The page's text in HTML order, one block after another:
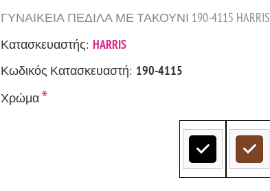
ΓΥΝΑΙΚΕΙΑ ΠΕΔΙΛΑ ΜΕ ΤΑΚΟΥΝΙ 190-4115 HARRIS
Κατασκευαστής: HARRIS
Κωδικός Κατασκευαστή: 190-4115
Χρώμα*